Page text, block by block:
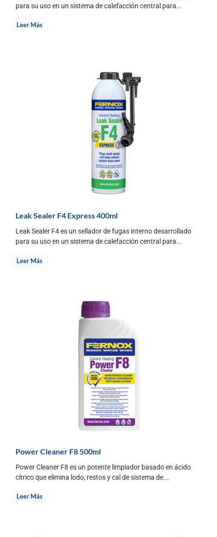
para su uso en un sistema de calefacción central para...
Leer Más
Leak Sealer F4 Express 400ml
Leak Sealer F4 es un sellador de fugas interno desarrollado
para su uso en un sistema de calefacción central para...
Leer Más
Power Cleaner F8 500ml
Power Cleaner F8 es un potente limpiador basado en ácido
cítrico que elimina lodo, restos y cal de sistema de...
Leer Más